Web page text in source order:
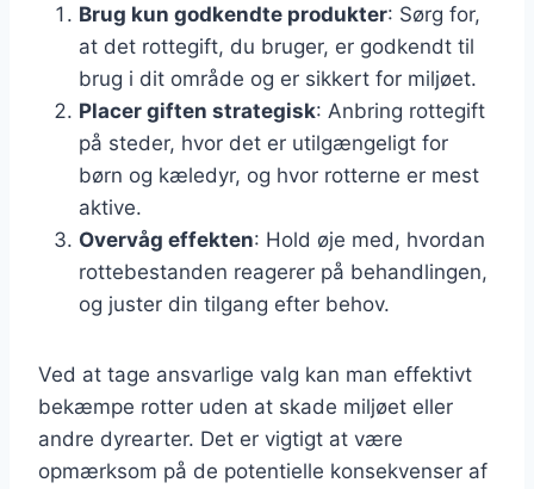
Brug kun godkendte produkter: Sørg for,
at det rottegift, du bruger, er godkendt til
brug i dit område og er sikkert for miljøet.
Placer giften strategisk: Anbring rottegift
på steder, hvor det er utilgængeligt for
børn og kæledyr, og hvor rotterne er mest
aktive.
Overvåg effekten: Hold øje med, hvordan
rottebestanden reagerer på behandlingen,
og juster din tilgang efter behov.
Ved at tage ansvarlige valg kan man effektivt
bekæmpe rotter uden at skade miljøet eller
andre dyrearter. Det er vigtigt at være
opmærksom på de potentielle konsekvenser af